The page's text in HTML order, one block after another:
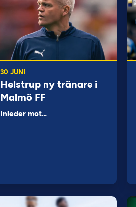
30 JUNI
Helstrup ny tränare i
Malmö FF
Inleder mot…